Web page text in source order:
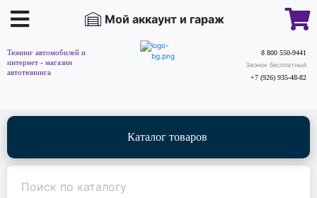
Мой аккаунт и гараж
Тюнинг автомобилей и
интернет - магазин
автотюнинга
8 800 550-9441
Звонок бесплатный
+7 (926) 935-48-82
Каталог товаров